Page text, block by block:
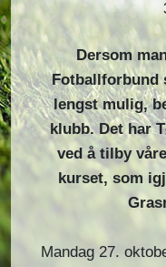
Dersom
Fotballforbund
lengst mulig,
klubb. Det har
ved å tilby
kurset, som
Mandag 27.